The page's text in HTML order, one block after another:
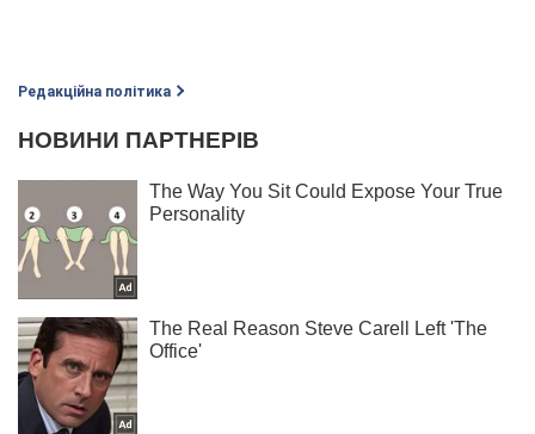
Редакційна політика